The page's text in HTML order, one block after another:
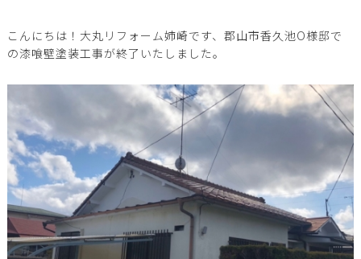
こんにちは！大丸リフォーム姉崎です、郡山市香久池O様邸で
の漆喰壁塗装工事が終了いたしました。